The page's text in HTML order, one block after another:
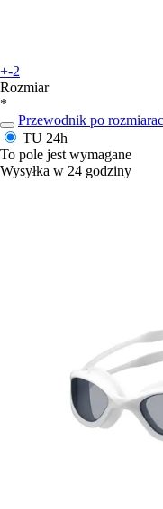
+-2
Rozmiar
*
Przewodnik po
TU 24h
To pole jest wymagane
Wysyłka w 24 godziny